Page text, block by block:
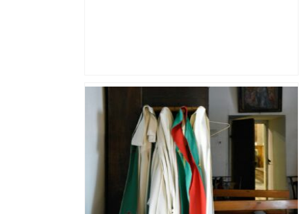
Près de Toulouse : dans cette zone
économique, un axe majeur va être
fermé en fin de soirée, voici les
déviations – Actu.fr